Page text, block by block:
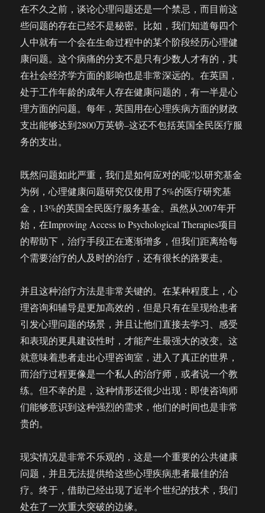
在不久之前，谈论心理问题还是一个禁忌，而目前这
些问题的存在已经不是秘密。比如，我们知道每四个
人中就有一个会在生命过程中的某个阶段经历心理健
康问题。这个病痛的分支不是只有少数人才有的，其
在社会经济学方面的影响也是非常深远的。在英国，
处于工作年龄的成年人存在健康问题的，有一半是心
理方面的问题。每年，英国用在心理疾病方面的财政
支出能够达到2800万英镑–这还不包括英国全民医疗服
务的支出。
既然问题如此严重，我们是如何应对的呢?以研究基金
为例，心理健康问题研究仅使用了5%的医疗研究基
金，13%的英国全民医疗服务基金。虽然从2007年开
始，在Improving Access to Psychological Therapies项目
的帮助下，治疗手段正在逐渐增多，但我们距离给每
个需要治疗的人及时的治疗，还有很长的路要走。
并且这种治疗方法是非常关键的。在某种程度上，心
理咨询和辅导是更加高效的，但是只有在呈现给患者
引发心理问题的场景，并且让他们直接去学习、感受
和表现的更具建设性时，才能产生最强大的改变。这
就意味着患者走出心理咨询室，进入了真正的世界，
而治疗过程更像是一个私人的治疗师，或者说一个教
练。但不幸的是，这种情形还很少出现：即使咨询师
们能够意识到这种强烈的需求，他们的时间也是非常
贵的。
现实情况是非常不乐观的，这是一个重要的公共健康
问题，并且无法提供给这些心理疾病患者最佳的治
疗。终于，借助已经出现了近半个世纪的技术，我们
处在了一次重大突破的边缘。